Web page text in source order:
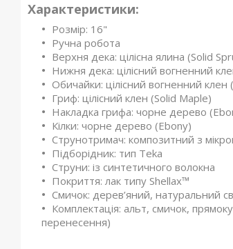
Характеристики:
Розмір: 16"
Ручна робота
Верхня дека: цілісна ялина (Solid
Нижня дека: цілісний вогненний
Обичайки: цілісний вогненний клен
Гриф: цілісний клен (Solid Maple)
Накладка грифа: чорне дерево
Кілки: чорне дерево (Ebony)
Струнотримач: композитний з
Підборідник: тип Teka
Струни: із синтетичного волокна
Покриття: лак типу Shellax™
Смичок: дерев’яний, натуральний
Комплектація: альт, смичок,
перенесення)